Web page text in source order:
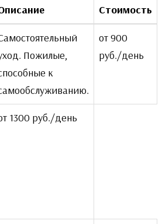
Стоимость
Пожилые,
к
от 900
руб./день
1300 руб./день